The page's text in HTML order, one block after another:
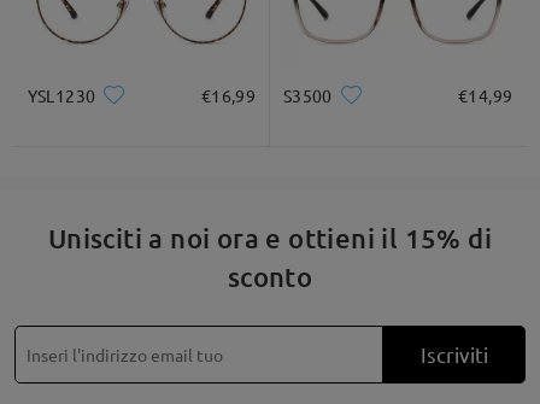
YSL1230 €16,99 S3500 €14,99
Unisciti a noi ora e ottieni il 15% di
sconto
Iscriviti